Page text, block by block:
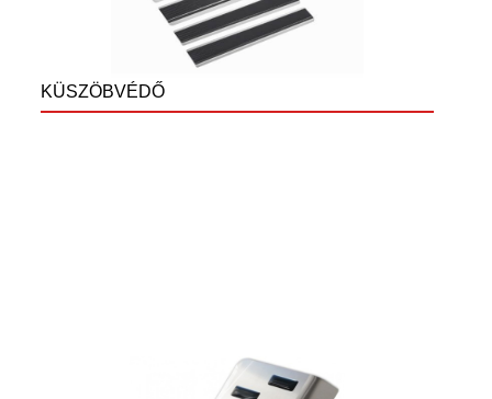
KÜSZÖBVÉDŐ